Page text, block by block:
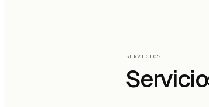
SERVICIOS